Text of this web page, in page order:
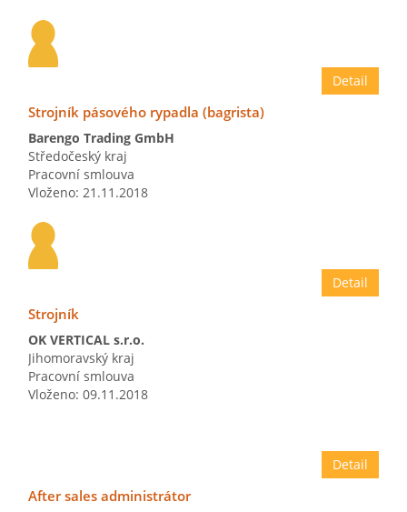
Detail
Strojník pásového rypadla (bagrista)
Barengo Trading GmbH
Středočeský kraj
Pracovní smlouva
Vloženo: 21.11.2018
Detail
Strojník
OK VERTICAL s.r.o.
Jihomoravský kraj
Pracovní smlouva
Vloženo: 09.11.2018
Detail
After sales administrátor